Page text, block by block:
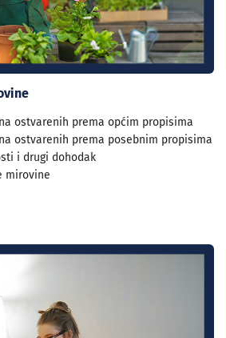
ostvarenih prema općim propisima
ostvarenih prema posebnim propisima
i drugi dohodak
mirovine